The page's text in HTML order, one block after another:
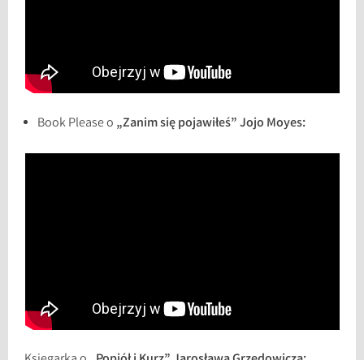
Book Please o „Zanim się pojawiłeś” Jojo Moyes: